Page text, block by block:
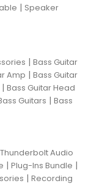
| Speaker
| Bass Guitar
Amp | Bass Guitar
| Bass Guitar Head
Guitars | Bass
Thunderbolt Audio
| Plug-Ins Bundle |
| Recording